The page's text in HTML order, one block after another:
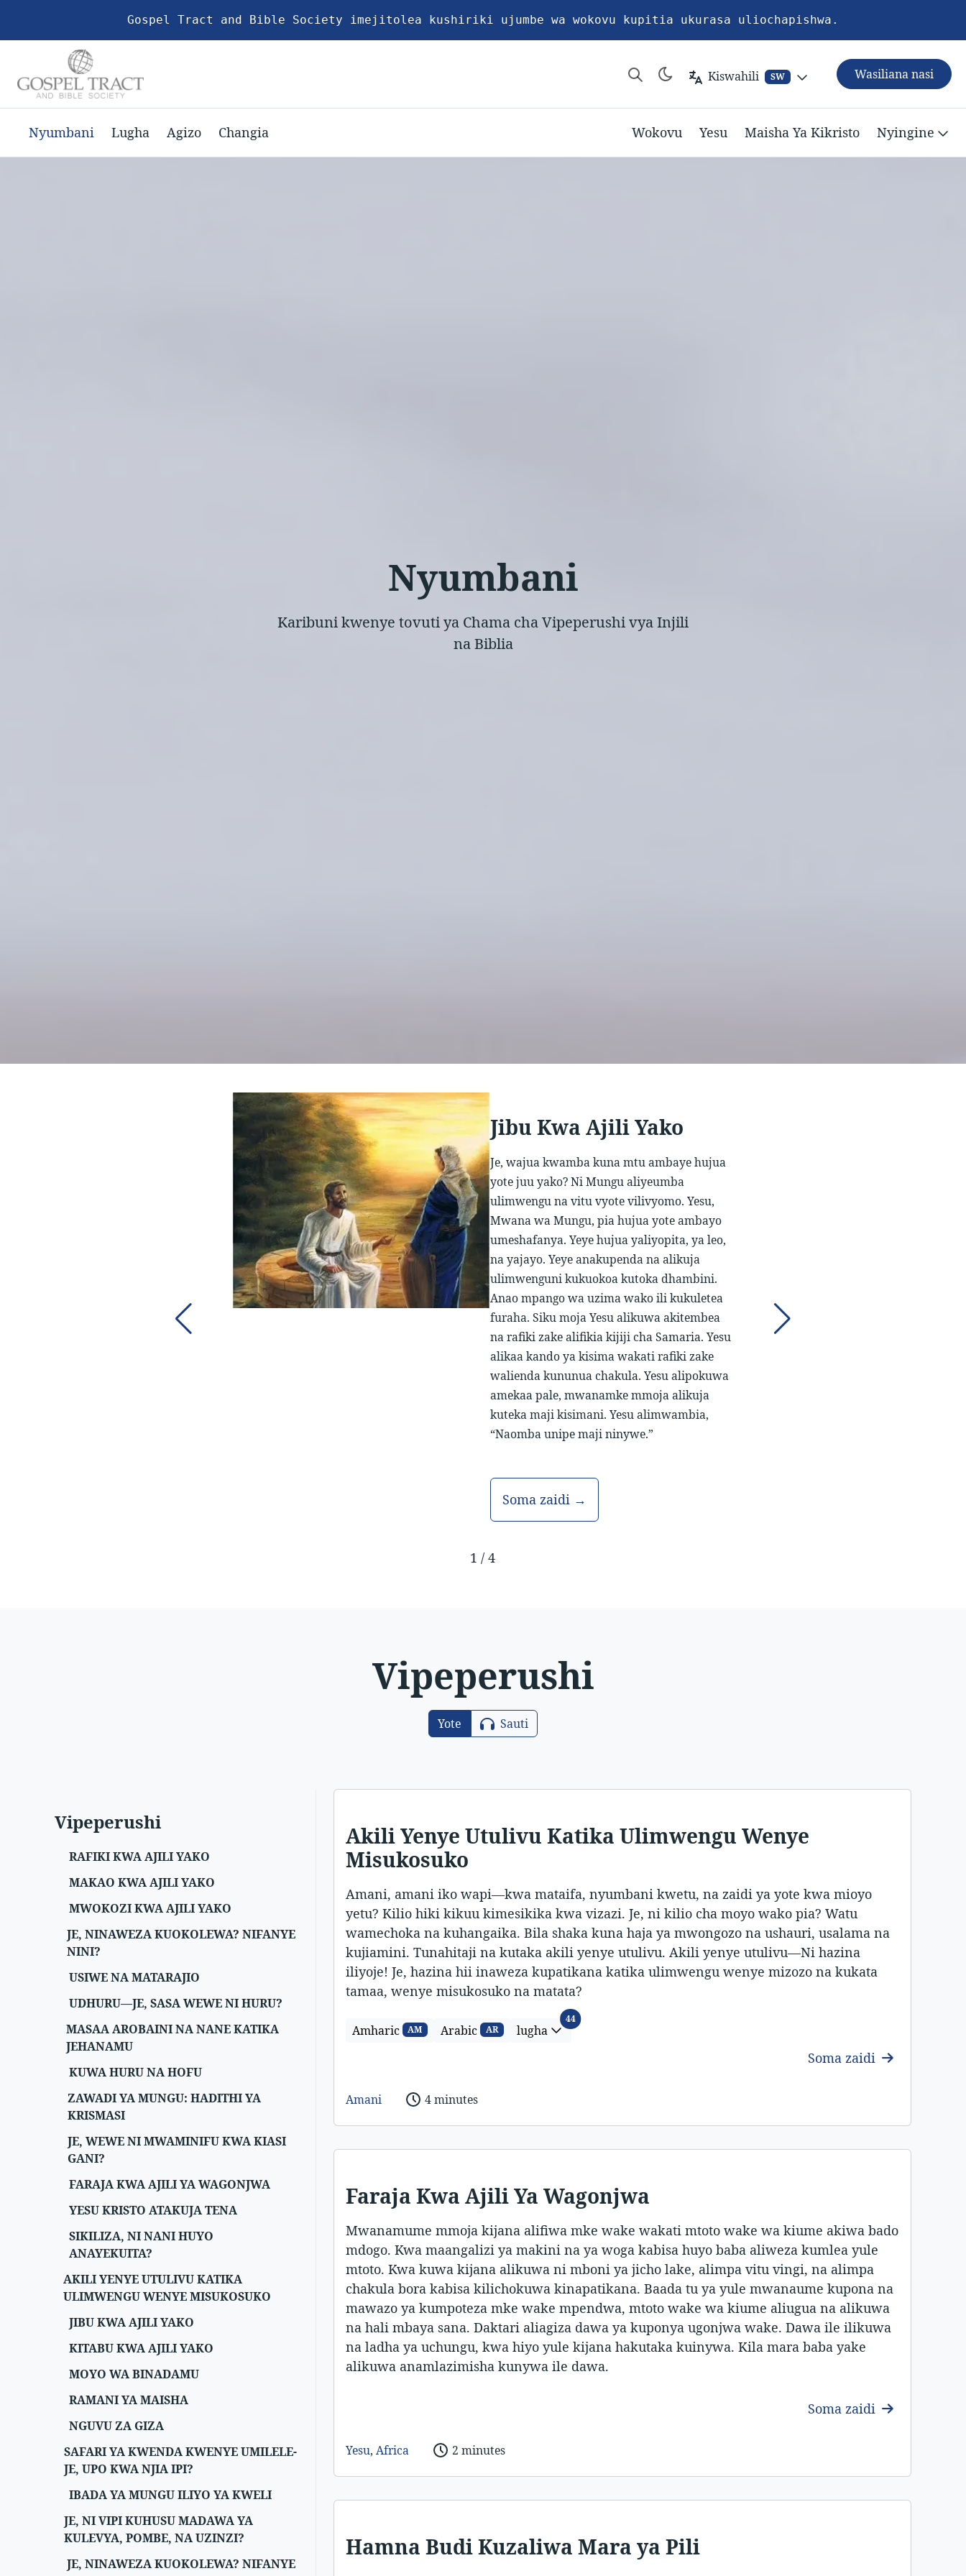
Gospel Tract and Bible Society imejitolea kushiriki ujumbe wa wokovu kupitia ukurasa uliochapishwa.
Kiswahili SW Wasiliana nasi
Nyumbani Lugha Agizo Changia Wokovu Yesu Maisha Ya Kikristo Nyingine
Nyumbani
Karibuni kwenye tovuti ya Chama cha Vipeperushi vya Injili
na Biblia
Jibu Kwa Ajili Yako
Je, wajua kwamba kuna mtu ambaye hujua
yote juu yako? Ni Mungu aliyeumba
ulimwengu na vitu vyote vilivyomo. Yesu,
Mwana wa Mungu, pia hujua yote ambayo
umeshafanya. Yeye hujua yaliyopita, ya leo,
na yajayo. Yeye anakupenda na alikuja
ulimwenguni kukuokoa kutoka dhambini.
Anao mpango wa uzima wako ili kukuletea
furaha. Siku moja Yesu alikuwa akitembea
na rafiki zake alifikia kijiji cha Samaria. Yesu
alikaa kando ya kisima wakati rafiki zake
walienda kununua chakula. Yesu alipokuwa
amekaa pale, mwanamke mmoja alikuja
kuteka maji kisimani. Yesu alimwambia,
“Naomba unipe maji ninywe.”
Soma zaidi →
1 /4
Vipeperushi
Yote Sauti
Vipeperushi
RAFIKI KWA AJILI YAKO
MAKAO KWA AJILI YAKO
MWOKOZI KWA AJILI YAKO
JE, NINAWEZA KUOKOLEWA? NIFANYE
NINI?
USIWE NA MATARAJIO
UDHURU—JE, SASA WEWE NI HURU?
MASAA AROBAINI NA NANE KATIKA
JEHANAMU
KUWA HURU NA HOFU
ZAWADI YA MUNGU: HADITHI YA
KRISMASI
JE, WEWE NI MWAMINIFU KWA KIASI
GANI?
FARAJA KWA AJILI YA WAGONJWA
YESU KRISTO ATAKUJA TENA
SIKILIZA, NI NANI HUYO
ANAYEKUITA?
AKILI YENYE UTULIVU KATIKA
ULIMWENGU WENYE MISUKOSUKO
JIBU KWA AJILI YAKO
KITABU KWA AJILI YAKO
MOYO WA BINADAMU
RAMANI YA MAISHA
NGUVU ZA GIZA
SAFARI YA KWENDA KWENYE UMILELE-
JE, UPO KWA NJIA IPI?
IBADA YA MUNGU ILIYO YA KWELI
JE, NI VIPI KUHUSU MADAWA YA
KULEVYA, POMBE, NA UZINZI?
JE, NINAWEZA KUOKOLEWA? NIFANYE
Akili Yenye Utulivu Katika Ulimwengu Wenye
Misukosuko
Amani, amani iko wapi—kwa mataifa, nyumbani kwetu, na zaidi ya yote kwa mioyo
yetu? Kilio hiki kikuu kimesikika kwa vizazi. Je, ni kilio cha moyo wako pia? Watu
wamechoka na kuhangaika. Bila shaka kuna haja ya mwongozo na ushauri, usalama na
kujiamini. Tunahitaji na kutaka akili yenye utulivu. Akili yenye utulivu—Ni hazina
iliyoje! Je, hazina hii inaweza kupatikana katika ulimwengu wenye mizozo na kukata
tamaa, wenye misukosuko na matata?
Amharic AM Arabic AR lugha
44lugha
Soma zaidi
Amani 4 minutes
Faraja Kwa Ajili Ya Wagonjwa
Mwanamume mmoja kijana alifiwa mke wake wakati mtoto wake wa kiume akiwa bado
mdogo. Kwa maangalizi ya makini na ya woga kabisa huyo baba aliweza kumlea yule
mtoto. Kwa kuwa kijana alikuwa ni mboni ya jicho lake, alimpa vitu vingi, na alimpa
chakula bora kabisa kilichokuwa kinapatikana. Baada tu ya yule mwanaume kupona na
mawazo ya kumpoteza mke wake mpendwa, mtoto wake wa kiume aliugua na alikuwa
na hali mbaya sana. Daktari aliagiza dawa ya kuponya ugonjwa wake. Dawa ile ilikuwa
na ladha ya uchungu, kwa hiyo yule kijana hakutaka kuinywa. Kila mara baba yake
alikuwa anamlazimisha kunywa ile dawa.
Soma zaidi
Yesu, Africa 2 minutes
Hamna Budi Kuzaliwa Mara ya Pili